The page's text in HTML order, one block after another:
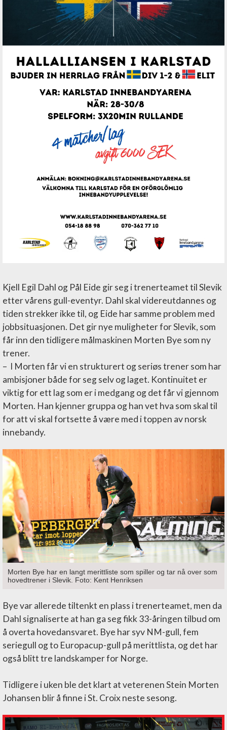
Kjell Egil Dahl og Pål Eide gir seg i trenerteamet til Slevik
etter vårens gull-eventyr. Dahl skal videreutdannes og
tiden strekker ikke til, og Eide har samme problem med
jobbsituasjonen. Det gir nye muligheter for Slevik, som
får inn den tidligere målmaskinen Morten Bye som ny
trener.
– I Morten får vi en strukturert og seriøs trener som har
ambisjoner både for seg selv og laget. Kontinuitet er
viktig for ett lag som er i medgang og det får vi gjennom
Morten. Han kjenner gruppa og han vet hva som skal til
for att vi skal fortsette å være med i toppen av norsk
innebandy.
Morten Bye har en langt merittliste som spiller og tar nå over som
hovedtrener i Slevik. Foto: Kent Henriksen
Bye var allerede tiltenkt en plass i trenerteamet, men da
Dahl signaliserte at han ga seg fikk 33-åringen tilbud om
å overta hovedansvaret. Bye har syv NM-gull, fem
seriegull og to Europacup-gull på merittlista, og det har
også blitt tre landskamper for Norge.
Tidligere i uken ble det klart at veterenen Stein Morten
Johansen blir å finne i St. Croix neste sesong.